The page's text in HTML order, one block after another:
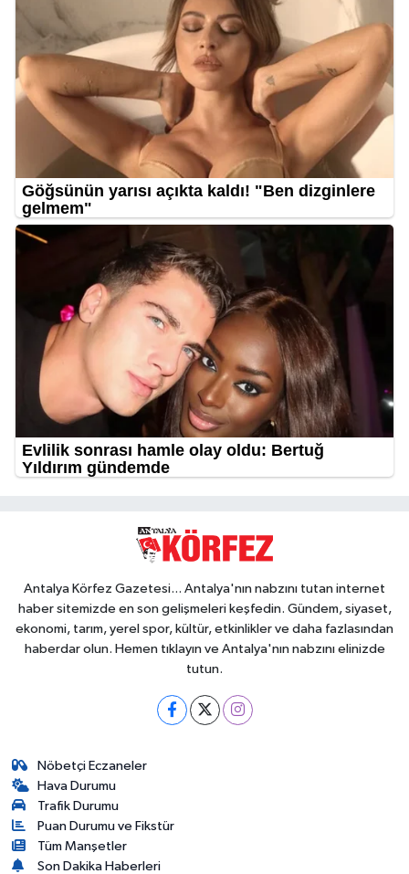
Antalya Körfez Gazetesi... Antalya'nın nabzını tutan internet
haber sitemizde en son gelişmeleri keşfedin. Gündem, siyaset,
ekonomi, tarım, yerel spor, kültür, etkinlikler ve daha fazlasından
haberdar olun. Hemen tıklayın ve Antalya'nın nabzını elinizde
tutun.
Nöbetçi Eczaneler
Hava Durumu
Trafik Durumu
Puan Durumu ve Fikstür
Tüm Manşetler
Son Dakika Haberleri